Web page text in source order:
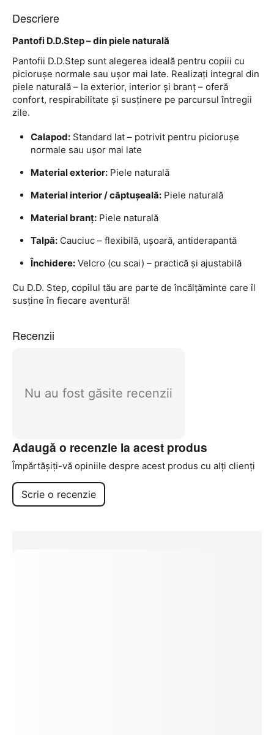
Descriere
Pantofi D.D.Step – din piele naturală
Pantofii D.D.Step sunt alegerea ideală pentru copiii cu
piciorușe normale sau ușor mai late. Realizați integral din
piele naturală – la exterior, interior și branț – oferă
confort, respirabilitate și susținere pe parcursul întregii
zile.
Calapod: Standard lat – potrivit pentru piciorușe
normale sau ușor mai late
Material exterior: Piele naturală
Material interior / căptușeală: Piele naturală
Material branț: Piele naturală
Talpă: Cauciuc – flexibilă, ușoară, antiderapantă
Închidere: Velcro (cu scai) – practică și ajustabilă
Cu D.D. Step, copilul tău are parte de încălțăminte care îl
susține în fiecare aventură!
Recenzii
Nu au fost găsite recenzii
Adaugă o recenzie la acest produs
Împărtășiți-vă opiniile despre acest produs cu alți clienți
Scrie o recenzie